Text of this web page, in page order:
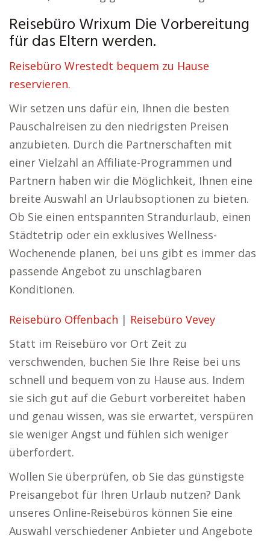
Reisebüro Wrixum Die Vorbereitung
für das Eltern werden.
Reisebüro Wrestedt bequem zu Hause
reservieren.
Wir setzen uns dafür ein, Ihnen die besten
Pauschalreisen zu den niedrigsten Preisen
anzubieten. Durch die Partnerschaften mit
einer Vielzahl an Affiliate-Programmen und
Partnern haben wir die Möglichkeit, Ihnen eine
breite Auswahl an Urlaubsoptionen zu bieten.
Ob Sie einen entspannten Strandurlaub, einen
Städtetrip oder ein exklusives Wellness-
Wochenende planen, bei uns gibt es immer das
passende Angebot zu unschlagbaren
Konditionen.
Reisebüro Offenbach | Reisebüro Vevey
Statt im Reisebüro vor Ort Zeit zu
verschwenden, buchen Sie Ihre Reise bei uns
schnell und bequem von zu Hause aus. Indem
sie sich gut auf die Geburt vorbereitet haben
und genau wissen, was sie erwartet, verspüren
sie weniger Angst und fühlen sich weniger
überfordert.
Wollen Sie überprüfen, ob Sie das günstigste
Preisangebot für Ihren Urlaub nutzen? Dank
unseres Online-Reisebüros können Sie eine
Auswahl verschiedener Anbieter und Angebote